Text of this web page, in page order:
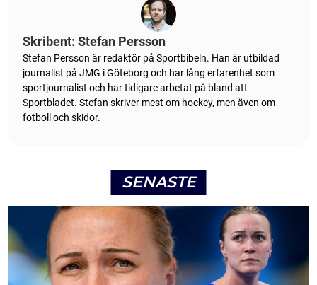
Skribent: Stefan Persson
Stefan Persson är redaktör på Sportbibeln. Han är utbildad
journalist på JMG i Göteborg och har lång erfarenhet som
sportjournalist och har tidigare arbetat på bland att
Sportbladet. Stefan skriver mest om hockey, men även om
fotboll och skidor.
SENASTE